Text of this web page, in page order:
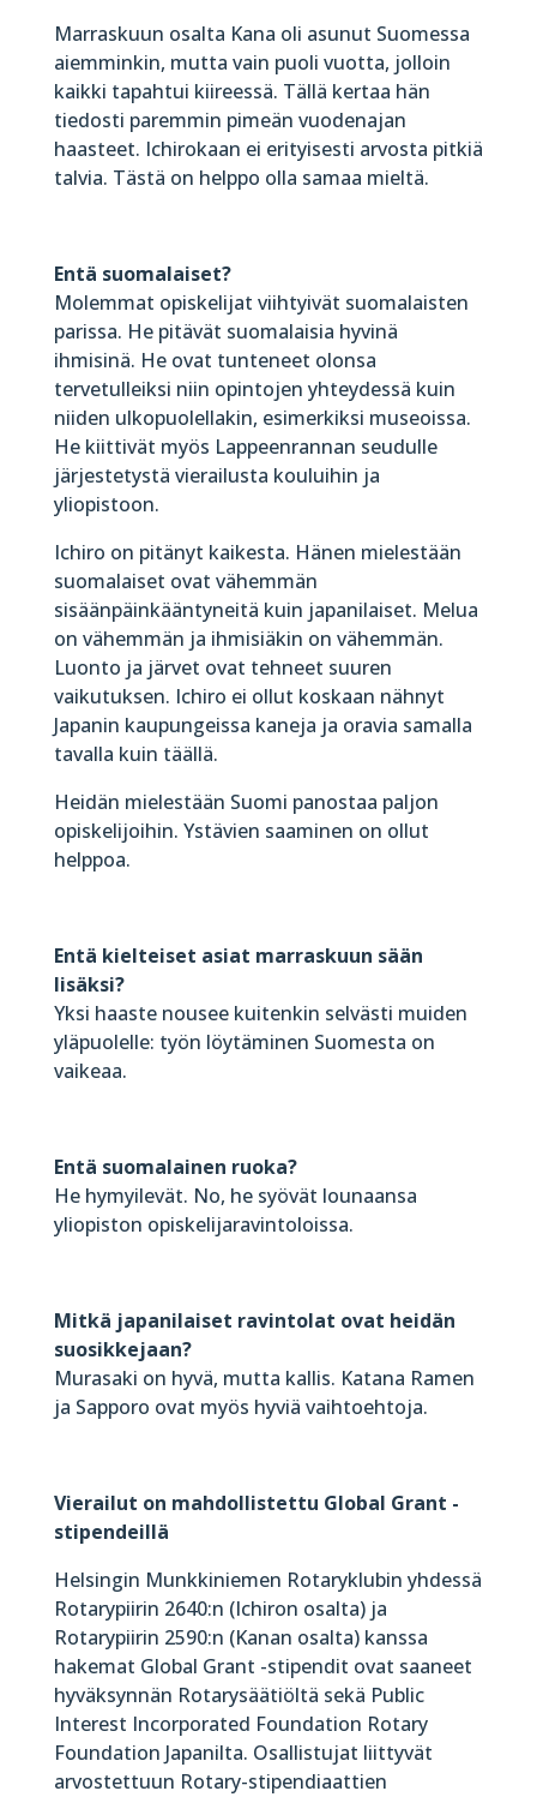
Marraskuun osalta Kana oli asunut Suomessa
aiemminkin, mutta vain puoli vuotta, jolloin
kaikki tapahtui kiireessä. Tällä kertaa hän
tiedosti paremmin pimeän vuodenajan
haasteet. Ichirokaan ei erityisesti arvosta pitkiä
talvia. Tästä on helppo olla samaa mieltä.
Entä suomalaiset?
Molemmat opiskelijat viihtyivät suomalaisten
parissa. He pitävät suomalaisia hyvinä
ihmisinä. He ovat tunteneet olonsa
tervetulleiksi niin opintojen yhteydessä kuin
niiden ulkopuolellakin, esimerkiksi museoissa.
He kiittivät myös Lappeenrannan seudulle
järjestetystä vierailusta kouluihin ja
yliopistoon.
Ichiro on pitänyt kaikesta. Hänen mielestään
suomalaiset ovat vähemmän
sisäänpäinkääntyneitä kuin japanilaiset. Melua
on vähemmän ja ihmisiäkin on vähemmän.
Luonto ja järvet ovat tehneet suuren
vaikutuksen. Ichiro ei ollut koskaan nähnyt
Japanin kaupungeissa kaneja ja oravia samalla
tavalla kuin täällä.
Heidän mielestään Suomi panostaa paljon
opiskelijoihin. Ystävien saaminen on ollut
helppoa.
Entä kielteiset asiat marraskuun sään
lisäksi?
Yksi haaste nousee kuitenkin selvästi muiden
yläpuolelle: työn löytäminen Suomesta on
vaikeaa.
Entä suomalainen ruoka?
He hymyilevät. No, he syövät lounaansa
yliopiston opiskelijaravintoloissa.
Mitkä japanilaiset ravintolat ovat heidän
suosikkejaan?
Murasaki on hyvä, mutta kallis. Katana Ramen
ja Sapporo ovat myös hyviä vaihtoehtoja.
Vierailut on mahdollistettu Global Grant -
stipendeillä
Helsingin Munkkiniemen Rotaryklubin yhdessä
Rotarypiirin 2640:n (Ichiron osalta) ja
Rotarypiirin 2590:n (Kanan osalta) kanssa
hakemat Global Grant -stipendit ovat saaneet
hyväksynnän Rotarysäätiöltä sekä Public
Interest Incorporated Foundation Rotary
Foundation Japanilta. Osallistujat liittyvät
arvostettuun Rotary-stipendiaattien